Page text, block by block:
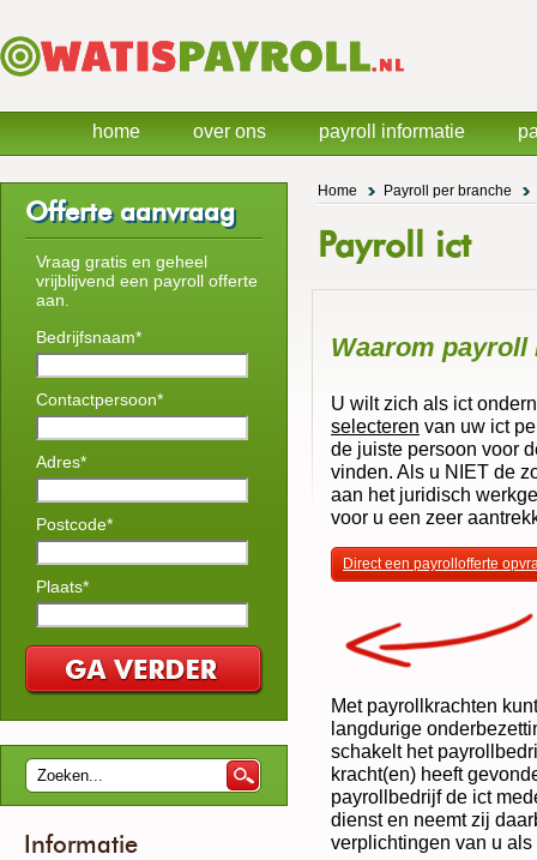
Home Payroll per branche
Payroll ict
Waarom payroll
U wilt zich als ict
selecteren van uw ict
de juiste persoon voor
vinden. Als u NIET de
aan het juridisch
voor u een zeer
Direct een payrollofferte
Met payrollkrachten
langdurige
schakelt het
kracht(en) heeft
payrollbedrijf de ict
dienst en neemt zij
verplichtingen van u als
Offerte aanvraag
Vraag gratis en geheel
vrijblijvend een payroll offerte
aan.
Bedrijfsnaam*
Contactpersoon*
Adres*
Postcode*
Plaats*
Informatie
home over ons payroll informatie